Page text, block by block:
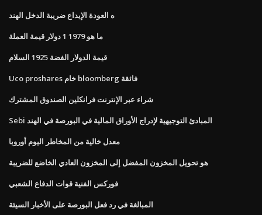
ه العودة الإيداع ضريبة الدخل الهند
ما هو 1979 1 دولار قيمة العملة
قيمة الدولار الفضة 1925 السلام
Uco proshares خام bloomberg فائقة
شراء عبر الإنترنت فرانكلين الصندوق المشترك
Sebi المبادئ التوجيهية لإدراج الأوراق المالية في البورصة في الهند
معدل خالية من المخاطر اليوم أوروبا
هو تحويل المخزون المفضل إلى المخزون العادي الخاضع للضريبة
فوركس الفنية قوات الدفاع الشعبي
المبالغة في رد فعل البورصة على الأخبار السيئة